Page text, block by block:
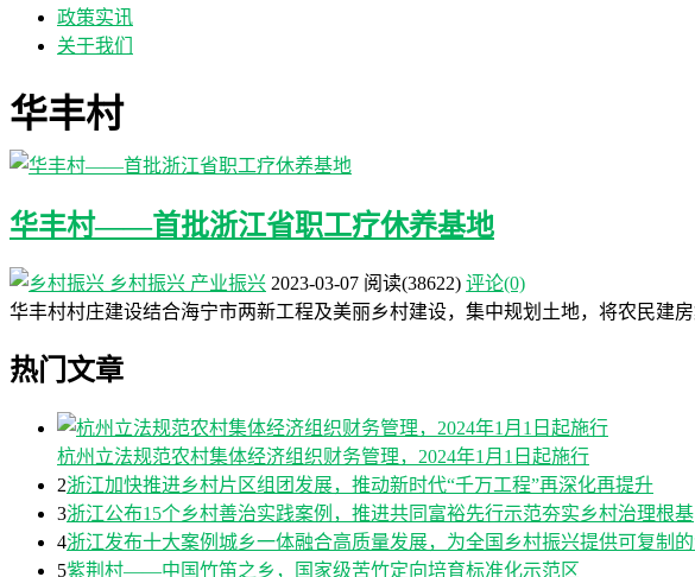
政策实讯
关于我们
华丰村
华丰村——首批浙江省职工疗休养基地
乡村振兴 产业振兴 2023-03-07 阅读(38622) 评论(0)
华丰村村庄建设结合海宁市两新工程及美丽乡村建设，集中规划土地，将农民
热门文章
杭州立法规范农村集体经济组织财务管理，2024年1月1日起施行
2浙江加快推进乡村片区组团发展，推动新时代“千万工程”再深化再提升
3浙江公布15个乡村善治实践案例，推进共同富裕先行示范夯实乡村治理根基
4浙江发布十大案例城乡一体融合高质量发展，为全国乡村振兴提供可复制
5紫荆村——中国竹笛之乡，国家级苦竹定向培育标准化示范区